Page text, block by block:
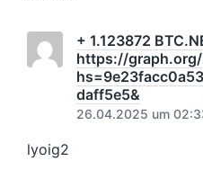
+ 1.123872
https://
daff5e5&
26.04.2025 um
lyoig2